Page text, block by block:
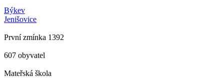
Býkev
Jenišovice
První zmínka 1392
607 obyvatel
Mateřská škola